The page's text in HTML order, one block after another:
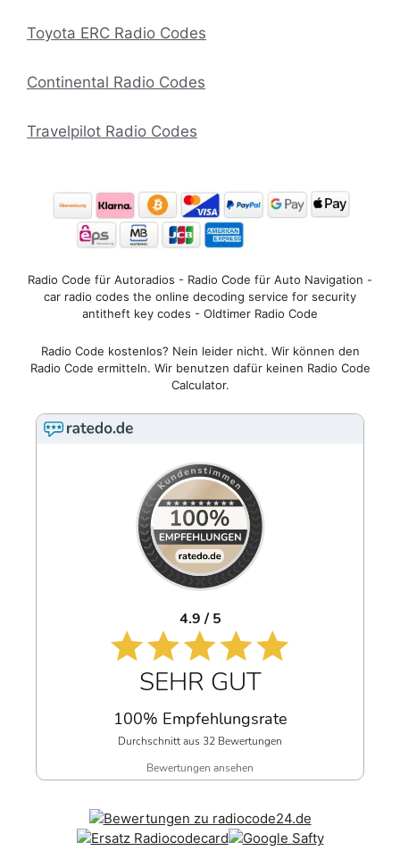
Toyota ERC Radio Codes
Continental Radio Codes
Travelpilot Radio Codes
Radio Code für Autoradios - Radio Code für Auto Navigation -
car radio codes the online decoding service for security
antitheft key codes - Oldtimer Radio Code
Radio Code kostenlos? Nein leider nicht. Wir können den
Radio Code ermitteln. Wir benutzen dafür keinen Radio Code
Calculator.
4.9 / 5
SEHR GUT
100% Empfehlungsrate
Durchschnitt aus 32 Bewertungen
Bewertungen ansehen